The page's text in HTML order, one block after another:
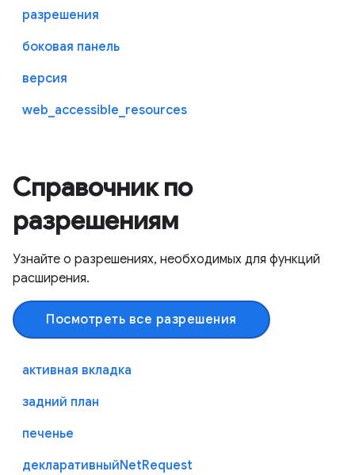
разрешения
боковая панель
версия
web_accessible_resources
Справочник по
разрешениям
Узнайте о разрешениях, необходимых для функций
расширения.
Посмотреть все разрешения
активная вкладка
задний план
печенье
декларативныйNetRequest